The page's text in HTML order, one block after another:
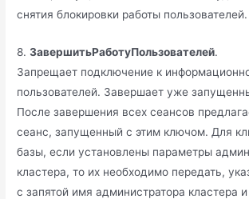
снятия блокировки работы пользователей.
8.ЗавершитьРаботуПользователей.
Запрещает подключение к
пользователей. Завершает уже
После завершения всех сеансов
сеанс, запущенный с этим ключом. Для
базы, если установлены параметры
кластера, то их необходимо передать,
с запятой имя администратора кластера